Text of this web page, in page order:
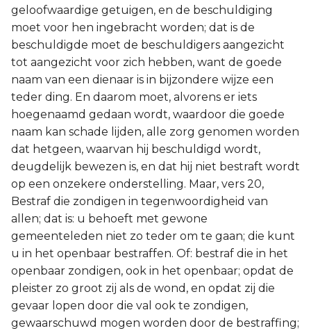
geloofwaardige getuigen, en de beschuldiging
moet voor hen ingebracht worden; dat is de
beschuldigde moet de beschuldigers aangezicht
tot aangezicht voor zich hebben, want de goede
naam van een dienaar is in bijzondere wijze een
teder ding. En daarom moet, alvorens er iets
hoegenaamd gedaan wordt, waardoor die goede
naam kan schade lijden, alle zorg genomen worden
dat hetgeen, waarvan hij beschuldigd wordt,
deugdelijk bewezen is, en dat hij niet bestraft wordt
op een onzekere onderstelling. Maar, vers 20,
Bestraf die zondigen in tegenwoordigheid van
allen; dat is: u behoeft met gewone
gemeenteleden niet zo teder om te gaan; die kunt
u in het openbaar bestraffen. Of: bestraf die in het
openbaar zondigen, ook in het openbaar; opdat de
pleister zo groot zij als de wond, en opdat zij die
gevaar lopen door die val ook te zondigen,
gewaarschuwd mogen worden door de bestraffing;